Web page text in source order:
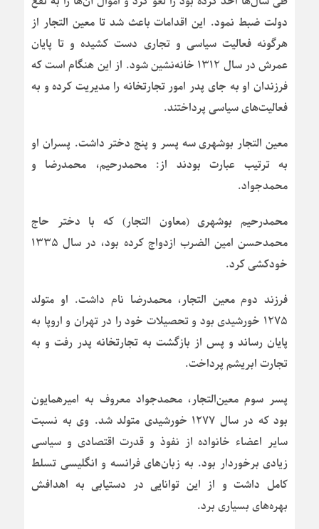
دولت ضبط نمود. این اقدامات باعث شد تا معین التجار از
هرگونه فعالیت سیاسی و تجاری دست کشیده و تا پایان
عمرش در سال ۱۳۱۲ خانه‌نشین شود. از این هنگام است که
فرزندان او به جای پدر امور تجارتخانه را مدیریت کرده و به
فعالیت‌های سیاسی پرداختند.
معین التجار بوشهری سه پسر و پنج دختر داشت. پسران او
به ترتیب عبارت بودند از: محمدرحیم، محمدرضا و
محمدجواد.
محمدرحیم بوشهری (معاون التجار) که با دختر حاج
محمدحسن امین الضرب ازدواج کرده بود، در سال ۱۳۳۵
خودکشی کرد.
فرزند دوم معین التجار، محمدرضا نام داشت. او متولد
۱۲۷۵ خورشیدی بود و تحصیلات خود را در تهران و اروپا به
پایان رساند و پس از بازگشت به تجارتخانه پدر رفت و به
تجارت ابریشم پرداخت.
پسر سوم معین‌التجار، محمدجواد معروف به امیرهمایون
بود که در سال ۱۲۷۷ خورشیدی متولد شد. وی به نسبت
سایر اعضاء خانواده از نفوذ و قدرت اقتصادی و سیاسی
زیادی برخوردار بود. به زبان‌های فرانسه و انگلیسی تسلط
کامل داشت و از این توانایی در دستیابی به اهدافش
بهره‌های بسیاری برد.